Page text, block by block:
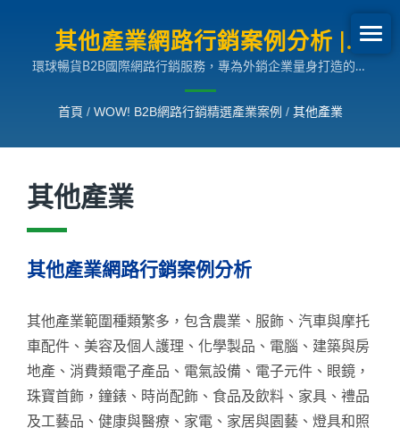
其他產業網路行銷案例分析 |
B2B網路行銷SEO成長案例
環球暢貨B2B國際網路行銷服務，專為外銷企業量身打造的多
首頁 / WOW! B2B網路行銷精選產業案例 / 其他產業
其他產業
其他產業網路行銷案例分析
其他產業範圍種類繁多，包含農業、服飾、汽車與摩托
車配件、美容及個人護理、化學製品、電腦、建築與房
地產、消費類電子產品、電氣設備、電子元件、眼鏡，
珠寶首飾，鐘錶、時尚配飾、食品及飲料、家具、禮品
及工藝品、健康與醫療、家電、家居與園藝、燈具和照